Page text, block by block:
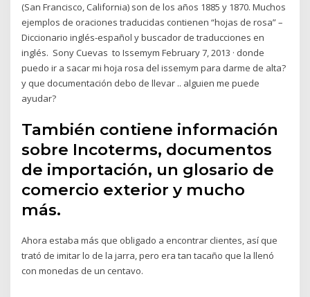
(San Francisco, California) son de los años 1885 y 1870. Muchos
ejemplos de oraciones traducidas contienen “hojas de rosa” –
Diccionario inglés-español y buscador de traducciones en
inglés. ‎ Sony Cuevas ‎ to Issemym February 7, 2013 · donde
puedo ir a sacar mi hoja rosa del issemym para darme de alta?
y que documentación debo de llevar .. alguien me puede
ayudar?
También contiene información
sobre Incoterms, documentos
de importación, un glosario de
comercio exterior y mucho
más.
Ahora estaba más que obligado a encontrar clientes, así que
trató de imitar lo de la jarra, pero era tan tacaño que la llenó
con monedas de un centavo.